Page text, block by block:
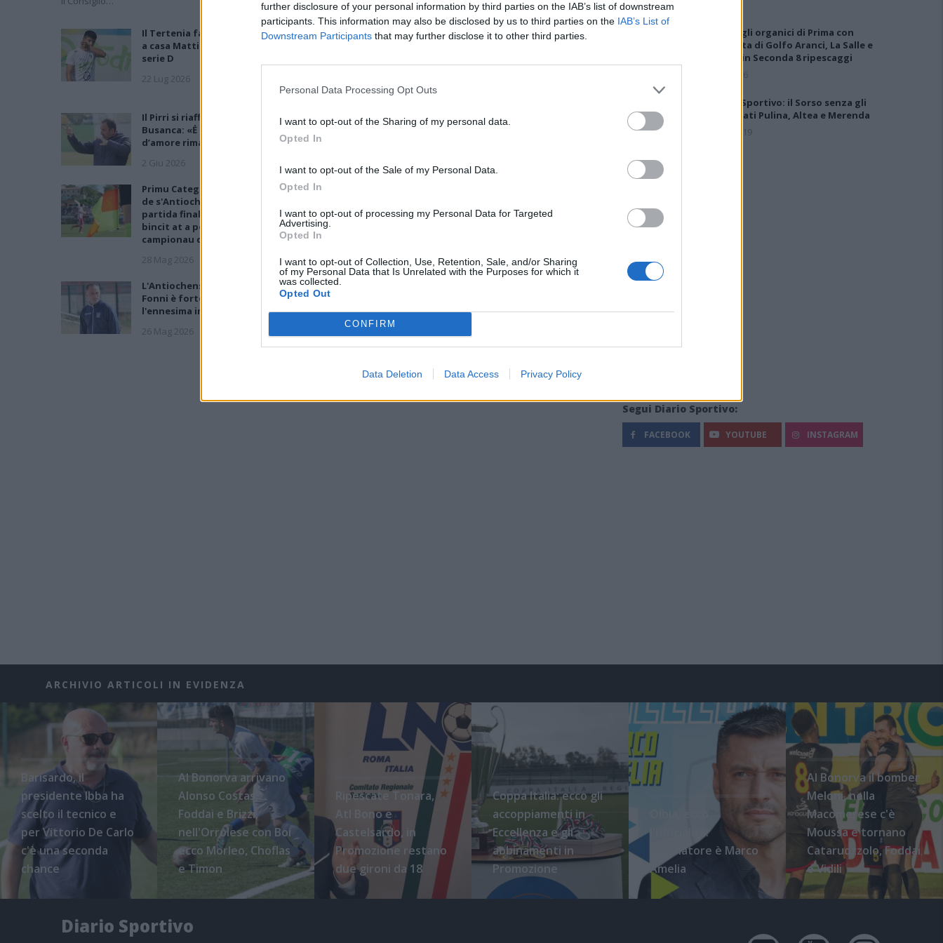
further disclosure of your personal information by third parties on the IAB’s list of downstream
participants. This information may also be disclosed by us to third parties on the IAB’s List of
Downstream Participants that may further disclose it to other third parties.
Personal Data Processing Opt Outs
I want to opt-out of the Sharing of my personal data.
Opted In
I want to opt-out of the Sale of my Personal Data.
Opted In
I want to opt-out of processing my Personal Data for Targeted
Advertising.
Opted In
I want to opt-out of Collection, Use, Retention, Sale, and/or Sharing
of my Personal Data that Is Unrelated with the Purposes for which it
was collected.
Opted Out
CONFIRM
Data Deletion Data Access Privacy Policy
Il Tertenia fa un gran colpo e riporta
a casa Mattia Floris dopo 15 anni di
serie D
22 Lug 2026
Il Ghilarza a caccia del riscatto: «La
Prima? Faremo un campionato
22 Giu 2026
Il Pirri si riaffida alle mani esperte di
Busanca: «Ė il ritorno a una storia
d’amore rimasta solo in pausa»
2 Giu 2026
Finale playoff: l'Antiochense regola il
Fonni nel finale, Madeddu e Cosa per
Primu Categoria: is de su Fonne e is
de s'Antiochense s'ant a isfidai in sa
partida finali po custa stagioni; chini
bincit at a podi bisai s'artziada in su
campionau de sa Promotzioni
28 Mag 2026
pressioni ma con la giusta
L'Antiochense all'atto finale, Piras: «Il
Fonni è forte, batterlo sarebbe
l'ennesima impresa dei miei ragazzi»
26 Mag 2026
Siniscola e Sennori in Seconda
Definiti gli organici di Prima con
l'aggiunta di Golfo Aranci, La Salle e
Ottava, in Seconda 8 ripescaggi
7 Ago 2026
Giudice Sportivo: il Sorso senza gli
squalificati Pulina, Altea e Merenda
21 Feb 2019
Segui Diario Sportivo:
FACEBOOK YOUTUBE INSTAGRAM
ARCHIVIO ARTICOLI IN EVIDENZA
Barisardo, il
presidente Ibba ha
scelto il tecnico e
per Vittorio De Carlo
c'è una seconda
chance
Al Bonorva arrivano
Alonso Costas,
Foddai e Brizzi,
nell'Orrolese con Boi
ecco Morleo, Choflas
e Timon
Ripescate Tonara,
Atl Bono e
Castelsardo, in
Promozione restano
due gironi da 18
Coppa Italia: ecco gli
accoppiamenti in
Eccellenza e gli
abbinamenti in
Promozione
l'ufficialità:
l'allenatore è Marco
Amelia
Al Bonorva il bomber
Meloni, nella
Macomerese c'è
Moussa e tornano
Cataruozzolo, Foddai
e Vidili
Diario Sportivo